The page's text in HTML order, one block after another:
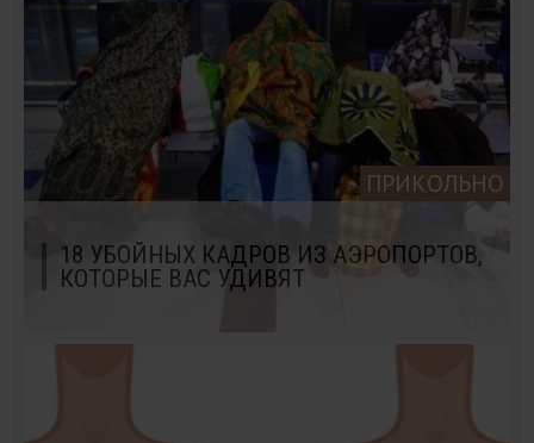
ПРИКОЛЬНО
18 УБОЙНЫХ КАДРОВ ИЗ АЭРОПОРТОВ,
КОТОРЫЕ ВАС УДИВЯТ